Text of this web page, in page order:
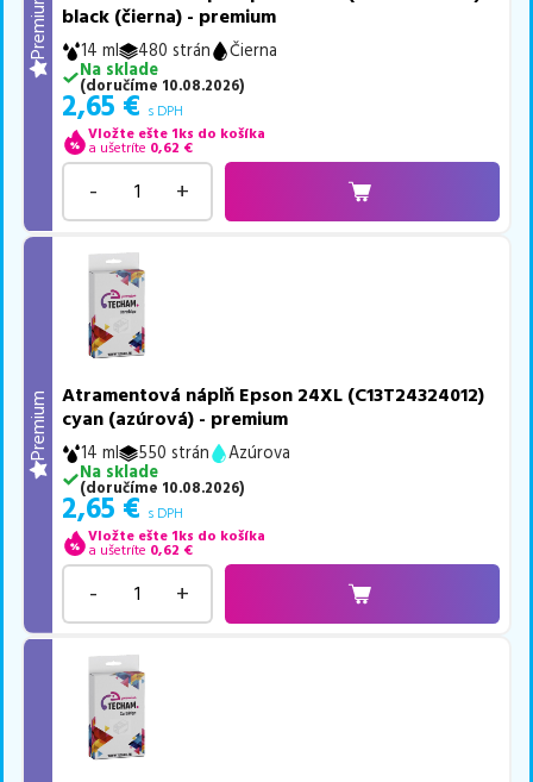
Premium
black (čierna) - premium
14 ml 480 strán
Čierna
Na sklade
(doručíme 10.08.2026)
2,65 € s DPH
Vložte ešte 1ks do košíka
a ušetríte 0,62 €
- +
Premium
Atramentová náplň Epson 24XL (C13T24324012)
cyan (azúrová) - premium
14 ml 550 strán
Azúrova
Na sklade
(doručíme 10.08.2026)
2,65 € s DPH
Vložte ešte 1ks do košíka
a ušetríte 0,62 €
- +